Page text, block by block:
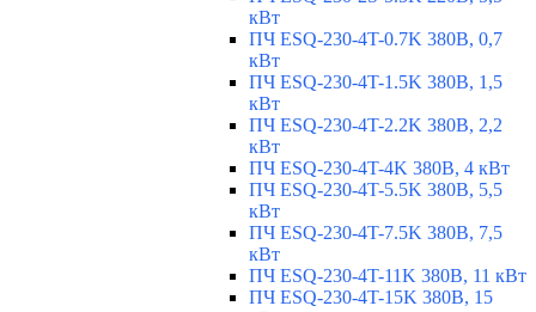
кВт
ПЧ ESQ-230-4T-0.7K 380В, 0,7
кВт
ПЧ ESQ-230-4T-1.5K 380В, 1,5
кВт
ПЧ ESQ-230-4T-2.2K 380В, 2,2
кВт
ПЧ ESQ-230-4T-4K 380В, 4 кВт
ПЧ ESQ-230-4T-5.5K 380В, 5,5
кВт
ПЧ ESQ-230-4T-7.5K 380В, 7,5
кВт
ПЧ ESQ-230-4T-11K 380В, 11 кВт
ПЧ ESQ-230-4T-15K 380В, 15